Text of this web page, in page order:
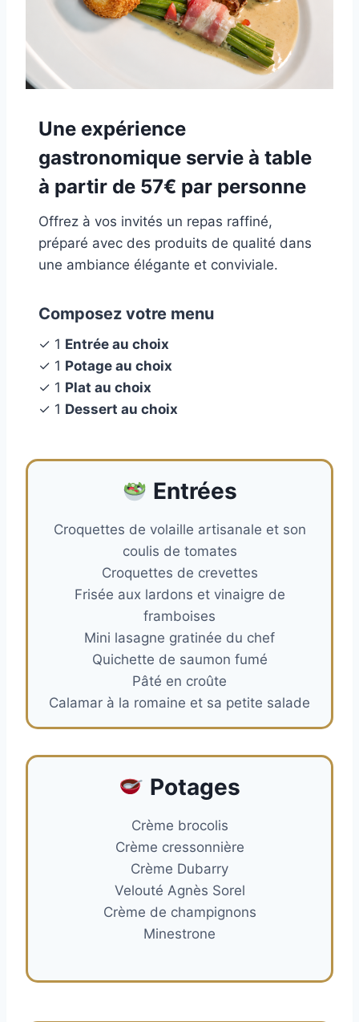
Une expérience
gastronomique servie à table
à partir de 57€ par personne
Offrez à vos invités un repas raffiné,
préparé avec des produits de qualité dans
une ambiance élégante et conviviale.
Composez votre menu
✓ 1 Entrée au choix
✓ 1 Potage au choix
✓ 1 Plat au choix
✓ 1 Dessert au choix
Entrées
Croquettes de volaille artisanale et son
coulis de tomates
Croquettes de crevettes
Frisée aux lardons et vinaigre de
framboises
Mini lasagne gratinée du chef
Quichette de saumon fumé
Pâté en croûte
Calamar à la romaine et sa petite salade
Potages
Crème brocolis
Crème cressonnière
Crème Dubarry
Velouté Agnès Sorel
Crème de champignons
Minestrone